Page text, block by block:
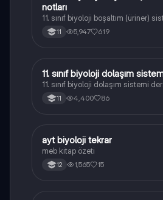
notları
11. sınıf biyoloji boşaltım (üriner)
11 5,947 619
Biyoloji
11. sınıf biyoloji dolaşım
11. sınıf biyoloji dolaşım sistemi
11 4,400 86
Biyoloji
ayt biyoloji tekrar
meb kitap özeti
12 1,565 15